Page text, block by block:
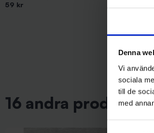
Denna
Vi
sociala
till de
med
59 kr
16 andra